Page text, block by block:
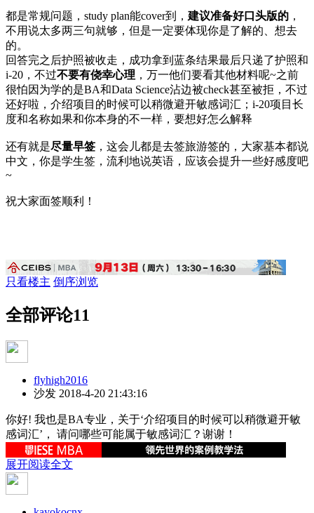
都是常规问题，study plan能cover到， 建议准备好口头版的 ，
不用说太多两三句就够，但是一定要体现你是了解的、想去
的。
回答完之后护照被收走，成功拿到蓝条结果最后只递了护照和
i-20，不过不要有侥幸心理 ，万一他们要看其他材料呢~之前
很怕因为学的是BA和Data Science沾边被check甚至被拒，不过
还好啦，介绍项目的时候可以稍微避开敏感词汇；i-20项目长
度和名称如果和你本身的不一样，要想好怎么解释
还有就是尽量早签 ，这会儿都是去签旅游签的，大家基本都说
中文，你是学生签，流利地说英语，应该会提升一些好感度吧
~
祝大家面签顺利！
只看楼主 倒序浏览
全部评论11
flyhigh2016
沙发 2018-4-20 21:43:16
你好! 我也是BA专业，关于‘介绍项目的时候可以稍微避开敏
感词汇’， 请问哪些可能属于敏感词汇？谢谢！
展开阅读全文